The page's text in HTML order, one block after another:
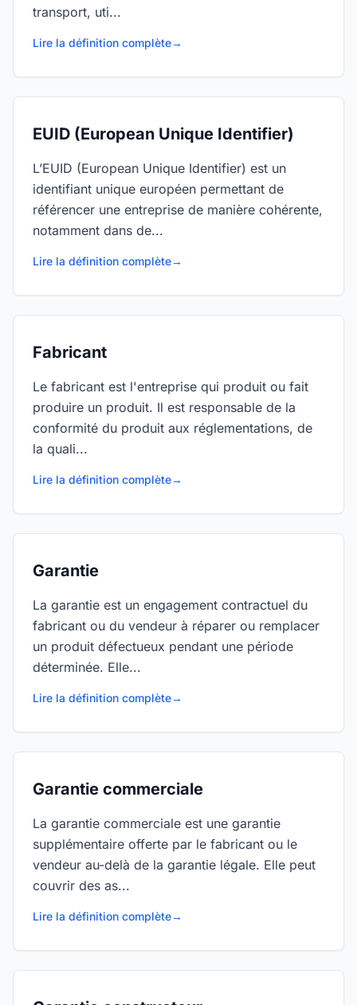
transport, uti...
Lire la définition complète→
EUID (European Unique Identifier)
L’EUID (European Unique Identifier) est un
identifiant unique européen permettant de
référencer une entreprise de manière cohérente,
notamment dans de...
Lire la définition complète→
Fabricant
Le fabricant est l'entreprise qui produit ou fait
produire un produit. Il est responsable de la
conformité du produit aux réglementations, de
la quali...
Lire la définition complète→
Garantie
La garantie est un engagement contractuel du
fabricant ou du vendeur à réparer ou remplacer
un produit défectueux pendant une période
déterminée. Elle...
Lire la définition complète→
Garantie commerciale
La garantie commerciale est une garantie
supplémentaire offerte par le fabricant ou le
vendeur au-delà de la garantie légale. Elle peut
couvrir des as...
Lire la définition complète→